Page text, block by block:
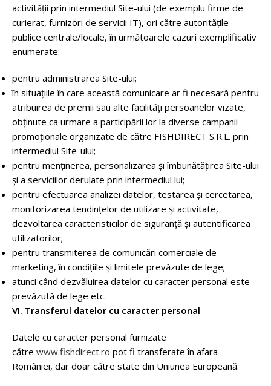
activității prin intermediul Site-ului (de exemplu firme de
curierat, furnizori de servicii IT), ori către autoritățile
publice centrale/locale, în următoarele cazuri exemplificativ
enumerate:
pentru administrarea Site-ului;
în situațiile în care această comunicare ar fi necesară pentru
atribuirea de premii sau alte facilități persoanelor vizate,
obținute ca urmare a participării lor la diverse campanii
promoționale organizate de către FISHDIRECT S.R.L. prin
intermediul Site-ului;
pentru menținerea, personalizarea și îmbunătățirea Site-ului
și a serviciilor derulate prin intermediul lui;
pentru efectuarea analizei datelor, testarea și cercetarea,
monitorizarea tendințelor de utilizare și activitate,
dezvoltarea caracteristicilor de siguranță și autentificarea
utilizatorilor;
pentru transmiterea de comunicări comerciale de
marketing, în condițiile și limitele prevăzute de lege;
atunci când dezvăluirea datelor cu caracter personal este
prevăzută de lege etc.
VI. Transferul datelor cu caracter personal
Datele cu caracter personal furnizate
către www.fishdirect.ro pot fi transferate în afara
României, dar doar către state din Uniunea Europeană.